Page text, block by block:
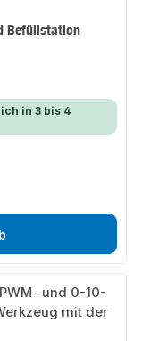
Befüllstation
in 3 bis 4